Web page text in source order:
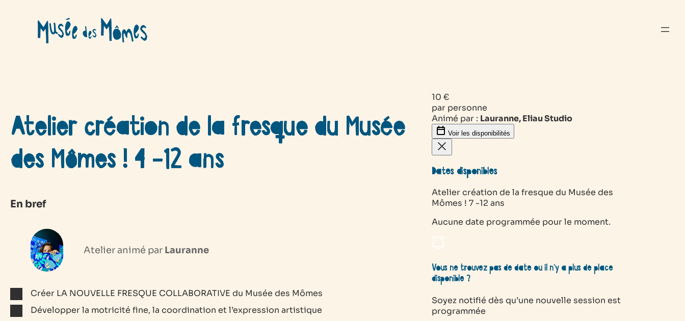
contenu
Atelier création de la fresque du Musée
des Mômes ! 4 -12 ans
En bref
Atelier animé par Lauranne
Créer LA NOUVELLE FRESQUE COLLABORATIVE du Musée des Mômes
Développer la motricité fine, la coordination et l’expression artistique
10 €
par personne
Animé par : Lauranne, Eliau Studio
Voir les disponibilités
Dates disponibles
Atelier création de la fresque du Musée des
Mômes ! 7 -12 ans
Aucune date programmée pour le moment.
Vous ne trouvez pas de date ou il n’y a plus de place
disponible ?
Soyez notifié dès qu’une nouvelle session est
programmée